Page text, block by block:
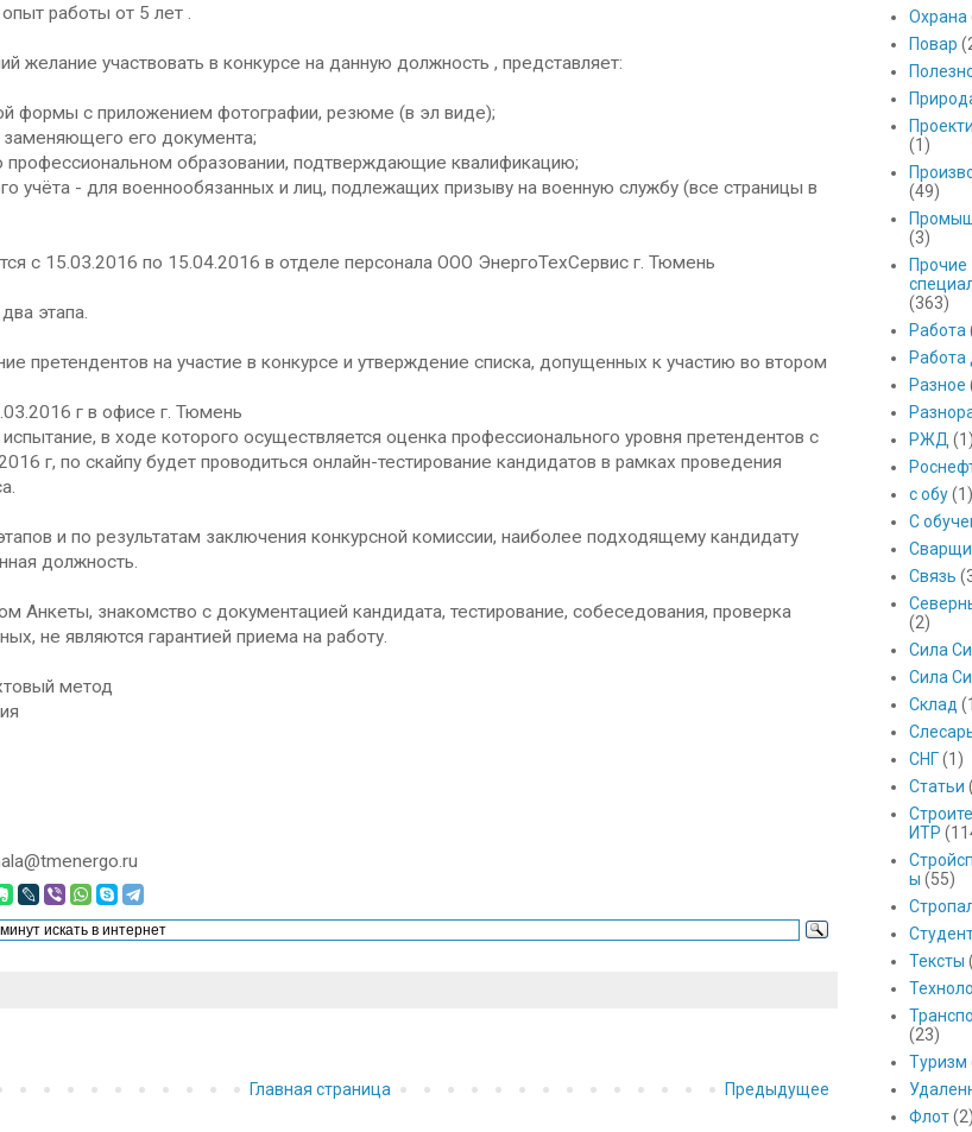
работы от 5 лет .
желание участвовать в конкурсе на данную должность , представляет:
формы с приложением фотографии, резюме (в эл виде);
его документа;
образовании, подтверждающие квалификацию;
учёта - для военнообязанных и лиц, подлежащих призыву на военную службу (все страницы в
с 15.03.2016 по 15.04.2016 в отделе персонала ООО ЭнергоТехСервис г. Тюмень
этапа.
претендентов на участие в конкурсе и утверждение списка, допущенных к участию во втором
г в офисе г. Тюмень
в ходе которого осуществляется оценка профессионального уровня претендентов с
г, по скайпу будет проводиться онлайн-тестирование кандидатов в рамках проведения
и по результатам заключения конкурсной комиссии, наиболее подходящему кандидату
должность.
Анкеты, знакомство с документацией кандидата, тестирование, собеседования, проверка
не являются гарантией приема на работу.
метод
Предыдущее
Главная страница
Охрана
Повар
(1)
(49)
(3)
Прочие
(363)
Работа
Работа
Разное
РЖД
с обу (1)
С
Связь
(2)
Сила
Сила
Склад
СНГ (1)
Статьи
ИТР
ы (55)
Тексты
(23)
Туризм
Флот